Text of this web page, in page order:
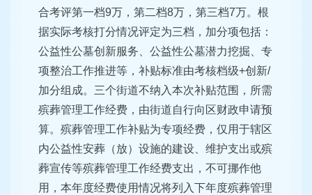
合考评第一档9万，第二档8万，第三档7万。根
据实际考核打分情况评定为三档，加分项包括：
公益性公墓创新服务、公益性公墓潜力挖掘、专
项整治工作推进等，补贴标准由考核档级+创新/
加分组成。三个街道不纳入本次补贴范围，所需
殡葬管理工作经费，由街道自行向区财政申请预
算。殡葬管理工作补贴为专项经费，仅用于辖区
内公益性安葬（放）设施的建设、维护支出或殡
葬宣传等殡葬管理工作经费支出，不可挪作他
用，本年度经费使用情况将列入下年度殡葬管理